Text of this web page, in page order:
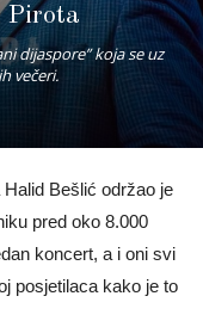
Pirota
dijaspore” koja se uz
večeri.
Bešlić održao je
pred oko 8.000
koncert, a i oni svi
posjetilaca kako je to